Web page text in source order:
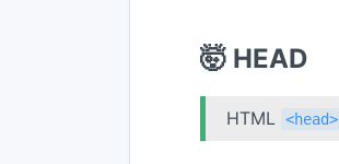
🤯 HEAD
HTML <head>